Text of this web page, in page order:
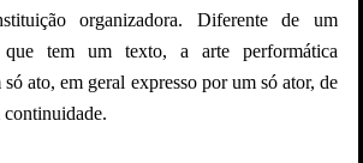
organizadora. Diferente de um
que tem um texto, a arte performática
ato, em geral expresso por um só ator, de
continuidade.